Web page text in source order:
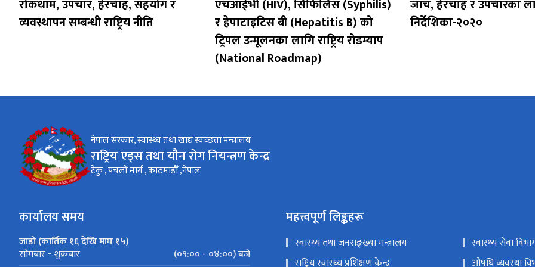
रोकथाम, उपचार, हेरचाह, सहयोग र
व्यवस्थापन सम्बन्धी राष्ट्रिय नीति
एचआईभी (HIV), सिफिलिस (Syphilis)
र हेपाटाइटिस बी (Hepatitis B) को
ट्रिपल उन्मूलनका लागि राष्ट्रिय रोडम्याप
(National Roadmap)
जाँच, हेरचाह र उपचारका
निर्देशिका-२०२०
नेपाल सरकार, स्वास्थ्य तथा खाद्य स्वच्छता मन्त्रालय
राष्ट्रिय एड्स तथा यौन रोग नियन्त्रण केन्द्र
टेकु , पचली मार्ग , काठमाडौँ ,नेपाल
कार्यालय समय
जाडो (कार्तिक १६ देखि माघ १५)
सोमबार - शुक्रबार
(०९:०० - ०४:००) बजे
महत्त्वपूर्ण लिङ्कहरू
स्वास्थ्य तथा जनसङ्ख्या मन्त्रालय
स्वास्थ्य सेवा
राष्ट्रिय स्वास्थ्य प्रशिक्षण केन्द्र
औषधि व्यवस्था